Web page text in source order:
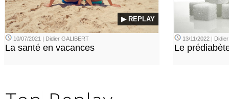
▶ REPLAY
10/07/2021 | Didier GALIBERT
La santé en vacances
13/11/2022 |
Le